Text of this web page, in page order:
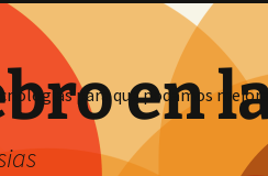
en
para que podamos